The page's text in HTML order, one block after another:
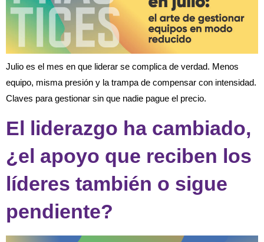
Julio es el mes en que liderar se complica de verdad. Menos
equipo, misma presión y la trampa de compensar con intensidad.
Claves para gestionar sin que nadie pague el precio.
El liderazgo ha cambiado,
¿el apoyo que reciben los
líderes también o sigue
pendiente?